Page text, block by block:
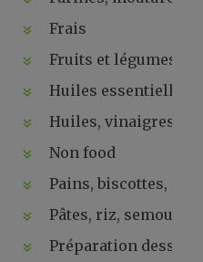
Frais
Fruits et légumes secs
Huiles essentielles,
Huiles, vinaigres,
Non food
Pains, biscottes,
Pâtes, riz, semoules
Préparation desserts,